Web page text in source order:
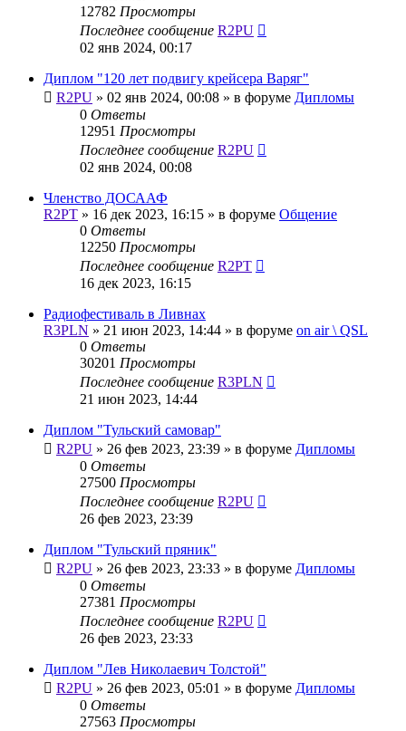
12782 Просмотры
Последнее сообщение R2PU
02 янв 2024, 00:17
Диплом "120 лет подвигу крейсера Варяг"
R2PU » 02 янв 2024, 00:08 » в форуме Дипломы
0 Ответы
12951 Просмотры
Последнее сообщение R2PU
02 янв 2024, 00:08
Членство ДОСААФ
R2PT » 16 дек 2023, 16:15 » в форуме Общение
0 Ответы
12250 Просмотры
Последнее сообщение R2PT
16 дек 2023, 16:15
Радиофестиваль в Ливнах
R3PLN » 21 июн 2023, 14:44 » в форуме on air \ QSL
0 Ответы
30201 Просмотры
Последнее сообщение R3PLN
21 июн 2023, 14:44
Диплом "Тульский самовар"
R2PU » 26 фев 2023, 23:39 » в форуме Дипломы
0 Ответы
27500 Просмотры
Последнее сообщение R2PU
26 фев 2023, 23:39
Диплом "Тульский пряник"
R2PU » 26 фев 2023, 23:33 » в форуме Дипломы
0 Ответы
27381 Просмотры
Последнее сообщение R2PU
26 фев 2023, 23:33
Диплом "Лев Николаевич Толстой"
R2PU » 26 фев 2023, 05:01 » в форуме Дипломы
0 Ответы
27563 Просмотры